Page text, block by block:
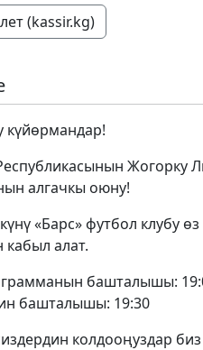
(kassir.kg)
күйөрмандар!
Жогорку
алгачкы оюну!
«Барс» футбол клубу
алат.
башталышы:
башталышы: 19:30
колдооңуздар